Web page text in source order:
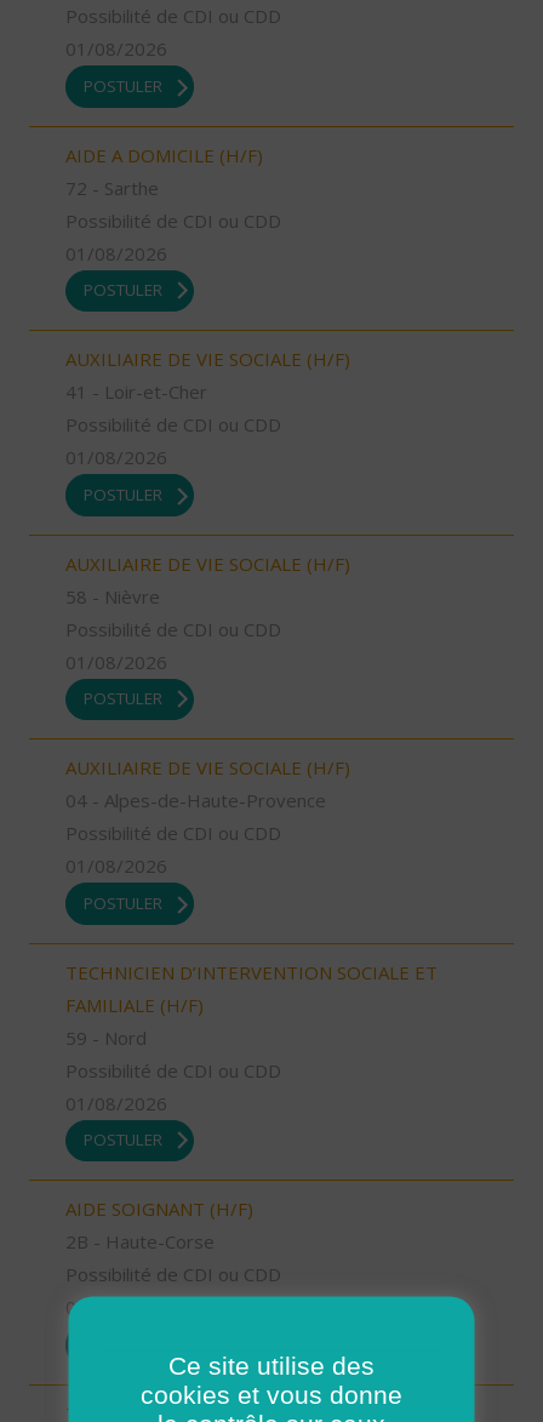
Possibilité de CDI ou CDD
01/08/2026
POSTULER
AIDE A DOMICILE (H/F)
72 - Sarthe
Possibilité de CDI ou CDD
01/08/2026
POSTULER
AUXILIAIRE DE VIE SOCIALE (H/F)
41 - Loir-et-Cher
Possibilité de CDI ou CDD
01/08/2026
POSTULER
AUXILIAIRE DE VIE SOCIALE (H/F)
58 - Nièvre
Possibilité de CDI ou CDD
01/08/2026
POSTULER
AUXILIAIRE DE VIE SOCIALE (H/F)
04 - Alpes-de-Haute-Provence
Possibilité de CDI ou CDD
01/08/2026
POSTULER
TECHNICIEN D’INTERVENTION SOCIALE ET
FAMILIALE (H/F)
59 - Nord
Possibilité de CDI ou CDD
01/08/2026
POSTULER
AIDE SOIGNANT (H/F)
2B - Haute-Corse
Possibilité de CDI ou CDD
01/08/2026
TECHNICIEN D’INTERVENTION SOCIALE ET
Ce site utilise des
cookies et vous donne